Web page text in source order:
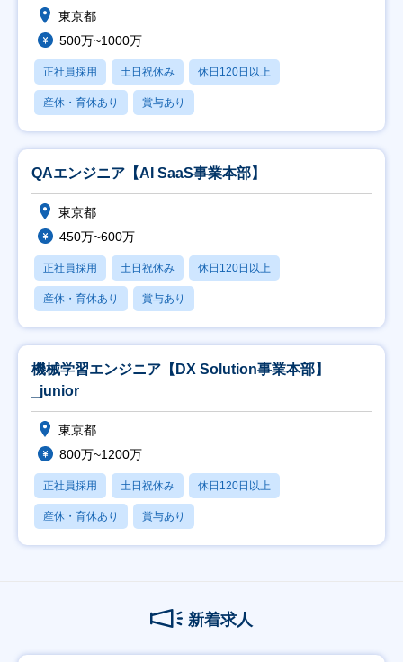
東京都
500万~1000万
正社員採用 土日祝休み 休日120日以上
産休・育休あり 賞与あり
QAエンジニア【AI SaaS事業本部】
東京都
450万~600万
正社員採用 土日祝休み 休日120日以上
産休・育休あり 賞与あり
機械学習エンジニア【DX Solution事業本部】
_junior
東京都
800万~1200万
正社員採用 土日祝休み 休日120日以上
産休・育休あり 賞与あり
新着求人